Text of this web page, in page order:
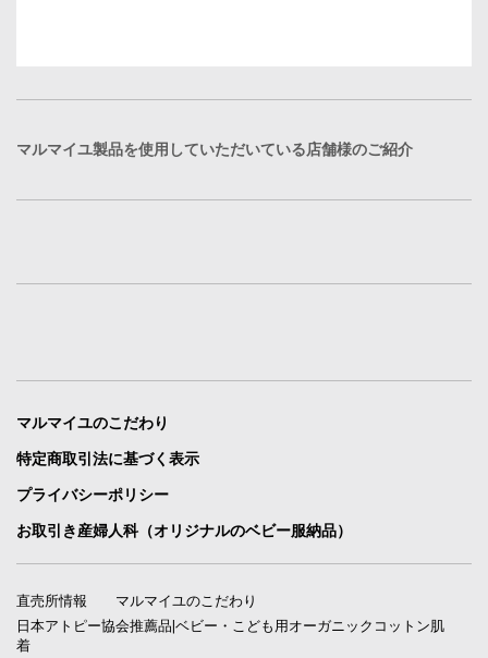
マルマイユ製品を使用していただいている店舗様のご紹介
マルマイユのこだわり
特定商取引法に基づく表示
プライバシーポリシー
お取引き産婦人科（オリジナルのベビー服納品）
直売所情報
マルマイユのこだわり
日本アトピー協会推薦品|ベビー・こども用オーガニックコットン肌
着